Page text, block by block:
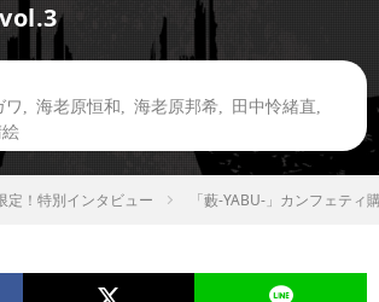
ワ
海老原恒和 海老原邦希 田中怜緒直
定！特別インタビュー 「藪-YABU-」カンフェテ